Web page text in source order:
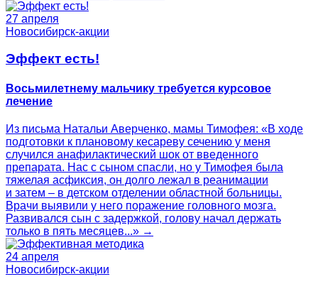
27 апреля
Новосибирск-акции
Эффект есть!
Восьмилетнему мальчику требуется курсовое
лечение
Из письма Натальи Аверченко, мамы Тимофея: «В ходе
подготовки к плановому кесареву сечению у меня
случился анафилактический шок от введенного
препарата. Нас с сыном спасли, но у Тимофея была
тяжелая асфиксия, он долго лежал в реанимации
и затем – в детском отделении областной больницы.
Врачи выявили у него поражение головного мозга.
Развивался сын с задержкой, голову начал держать
только в пять месяцев...» →
24 апреля
Новосибирск-акции